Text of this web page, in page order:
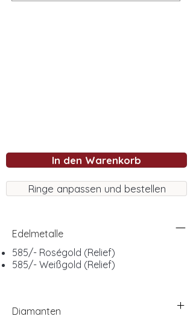
In den Warenkorb
Ringe anpassen und bestellen
Edelmetalle
585/- Roségold (Relief)
585/- Weißgold (Relief)
Diamanten